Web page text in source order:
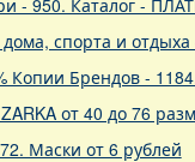
- 950. Каталог -
спорта и отдыха
Копии Брендов -
от 40 до 76
Маски от 6 рублей